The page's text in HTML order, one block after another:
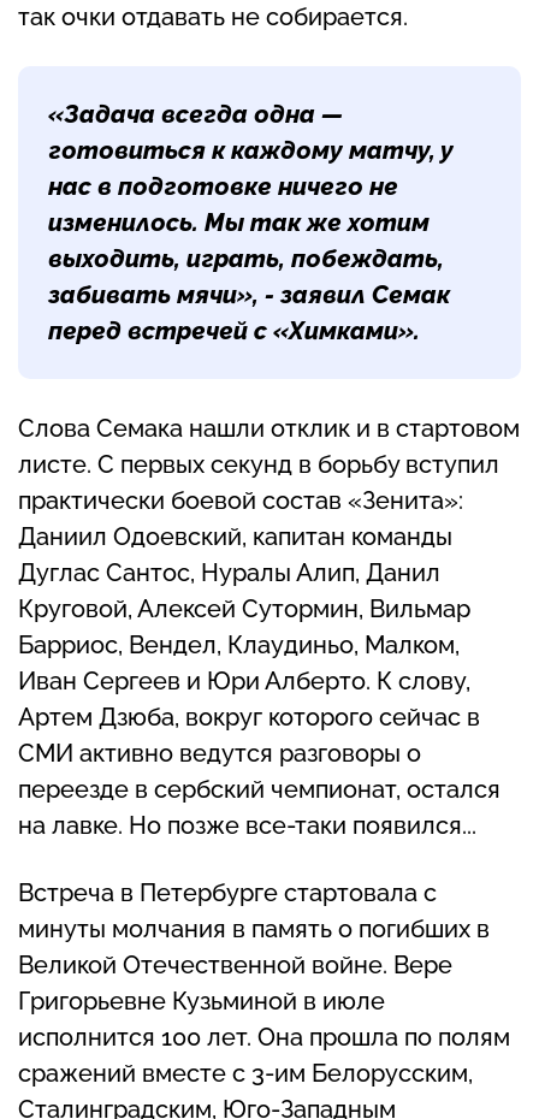
так очки отдавать не собирается.
«Задача всегда одна —
готовиться к каждому матчу, у
нас в подготовке ничего не
изменилось. Мы так же хотим
выходить, играть, побеждать,
забивать мячи», - заявил Семак
перед встречей с «Химками».
Слова Семака нашли отклик и в стартовом
листе. С первых секунд в борьбу вступил
практически боевой состав «Зенита»:
Даниил Одоевский, капитан команды
Дуглас Сантос, Нуралы Алип, Данил
Круговой, Алексей Сутормин, Вильмар
Барриос, Вендел, Клаудиньо, Малком,
Иван Сергеев и Юри Алберто. К слову,
Артем Дзюба, вокруг которого сейчас в
СМИ активно ведутся разговоры о
переезде в сербский чемпионат, остался
на лавке. Но позже все-таки появился...
Встреча в Петербурге стартовала с
минуты молчания в память о погибших в
Великой Отечественной войне. Вере
Григорьевне Кузьминой в июле
исполнится 100 лет. Она прошла по полям
сражений вместе с 3-им Белорусским,
Сталинградским, Юго-Западным